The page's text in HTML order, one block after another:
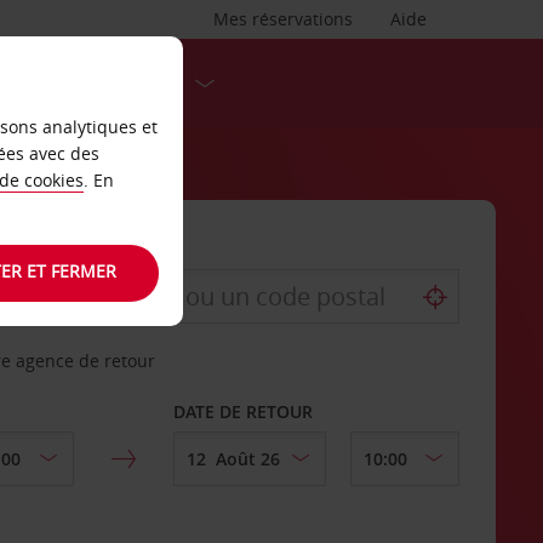
Aide
Mes réservations
agence de retour
DATE DE RETOUR
analytiques et
avec des
cookies. En
ET FERMER